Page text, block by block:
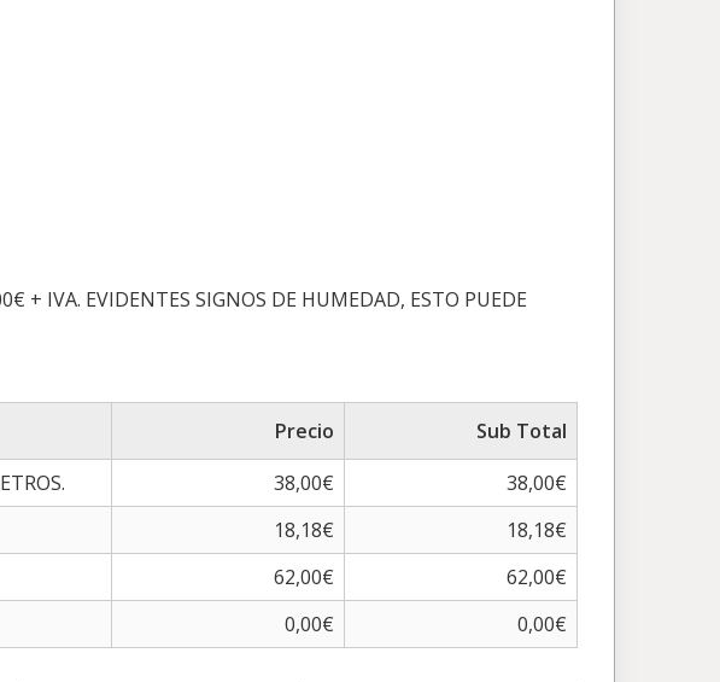
+ IVA. EVIDENTES SIGNOS DE HUMEDAD, ESTO PUEDE
Precio
Sub Total
38,00€
38,00€
18,18€
18,18€
62,00€
62,00€
0,00€ 0,00€